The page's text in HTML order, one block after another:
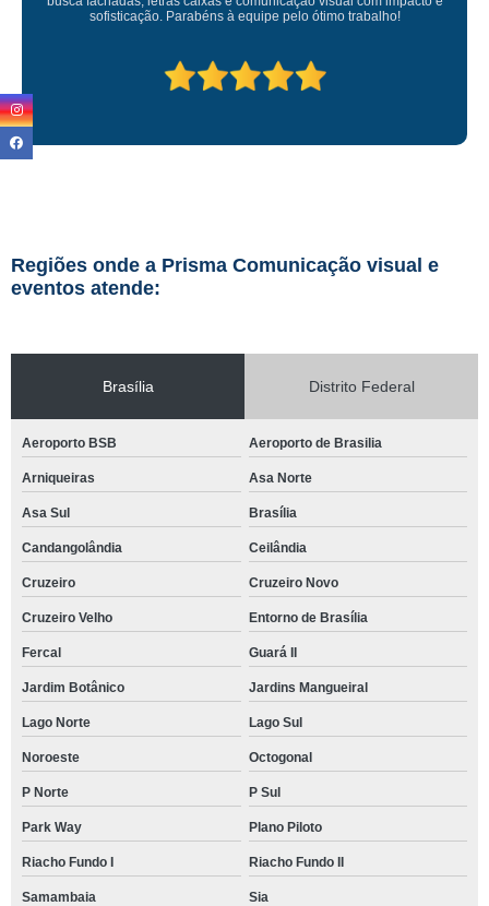
ótimo trabalho!
Regiões onde a Prisma Comunicação visual e
eventos atende:
Brasília Distrito Federal
Aeroporto BSB Aeroporto de Brasilia
Arniqueiras Asa Norte
Asa Sul Brasília
Candangolândia Ceilândia
Cruzeiro Cruzeiro Novo
Cruzeiro Velho Entorno de Brasília
Fercal Guará II
Jardim Botânico Jardins Mangueiral
Lago Norte Lago Sul
Noroeste Octogonal
P Norte P Sul
Park Way Plano Piloto
Riacho Fundo I Riacho Fundo II
Samambaia Sia